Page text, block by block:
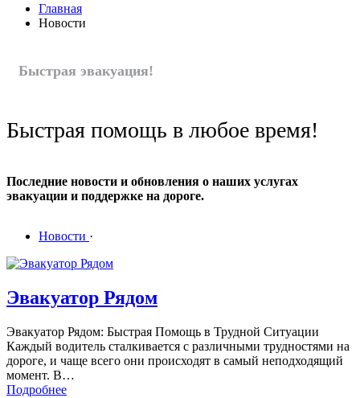
Главная
Новости
Быстрая эвакуация!
Быстрая помощь в любое время!
Последние новости и обновления о наших услугах
эвакуации и поддержке на дороге.
Новости ·
Эвакуатор Рядом
Эвакуатор Рядом: Быстрая Помощь в Трудной Ситуации
Каждый водитель сталкивается с различными трудностями на
дороге, и чаще всего они происходят в самый неподходящий
момент. В…
Подробнее